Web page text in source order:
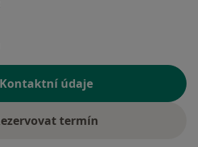
Kontaktní údaje
termín